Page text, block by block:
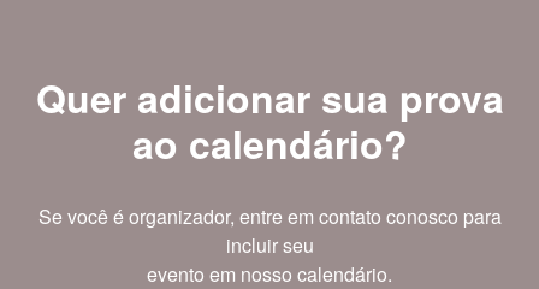
Quer adicionar sua prova
ao calendário?
Se você é organizador, entre em contato conosco para
incluir seu
evento em nosso calendário.